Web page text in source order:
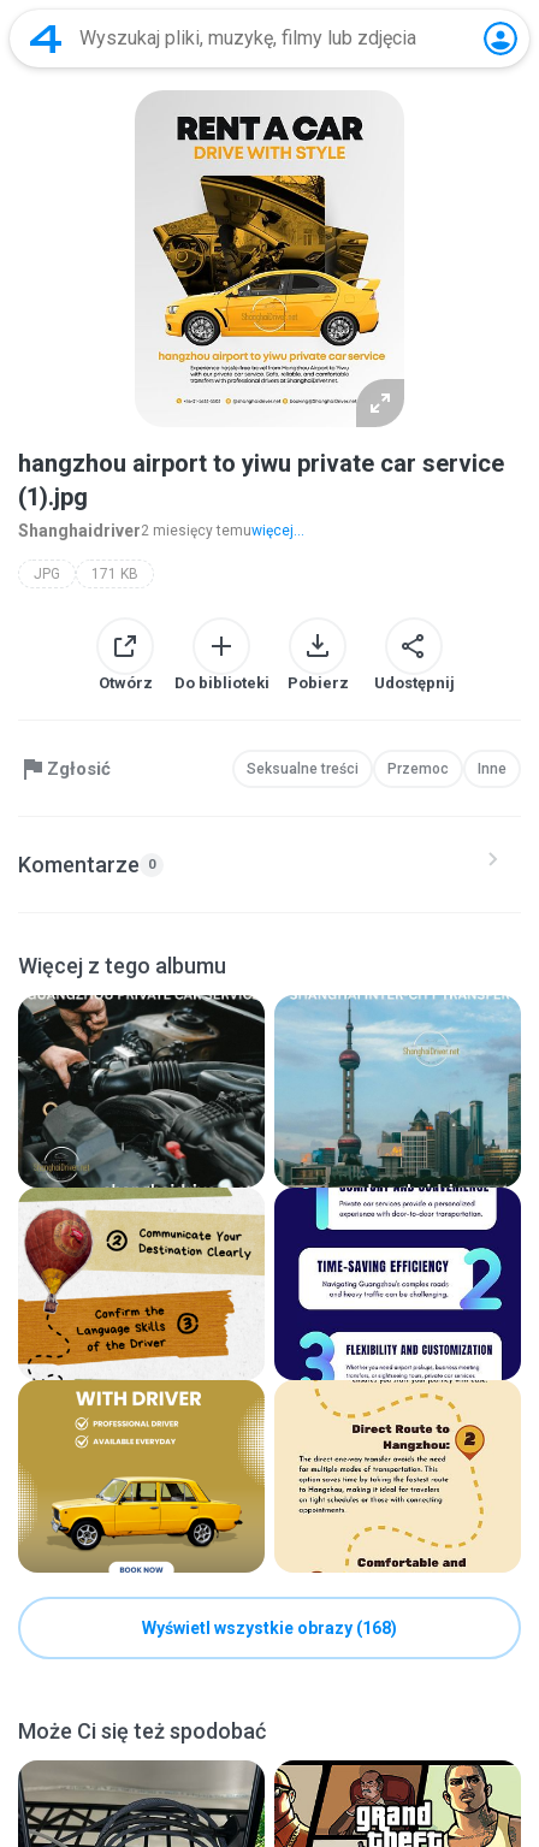
hangzhou airport to yiwu private car service
(1).jpg
Shanghaidriver2 miesięcy temuwięcej...
JPG 171 KB
Otwórz Do biblioteki Pobierz Udostępnij
Zgłosić Seksualne treści Przemoc Inne
Komentarze 0
Więcej z tego albumu
Wyświetl wszystkie obrazy (168)
Może Ci się też spodobać